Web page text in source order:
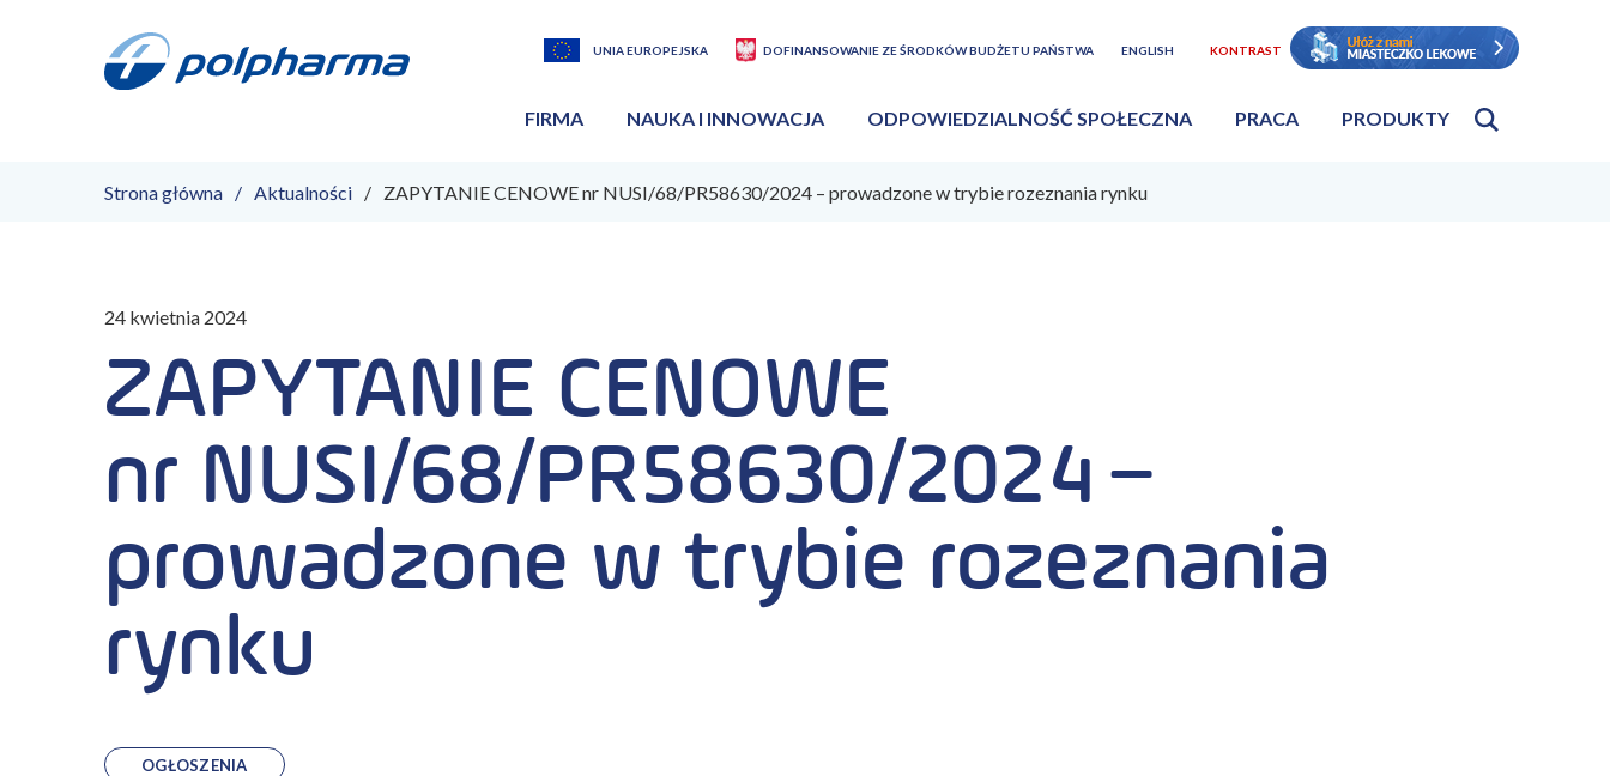
UNIA EUROPEJSKA DOFINANSOWANIE ZE ŚRODKÓW BUDŻETU PAŃSTWA ENGLISH KONTRAST
FIRMA NAUKA I INNOWACJA ODPOWIEDZIALNOŚĆ SPOŁECZNA PRACA PRODUKTY
Strona główna Aktualności ZAPYTANIE CENOWE nr NUSI/68/PR58630/2024 – prowadzone w trybie rozeznania rynku
24 kwietnia 2024
ZAPYTANIE CENOWE
nr NUSI/68/PR58630/2024 –
prowadzone w trybie rozeznania
rynku
OGŁOSZENIA